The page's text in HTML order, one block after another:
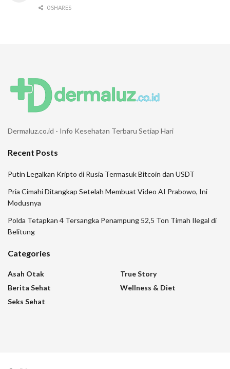
0 SHARES
Dermaluz.co.id - Info Kesehatan Terbaru Setiap Hari
Recent Posts
Putin Legalkan Kripto di Rusia Termasuk Bitcoin dan USDT
Pria Cimahi Ditangkap Setelah Membuat Video AI Prabowo, Ini
Modusnya
Polda Tetapkan 4 Tersangka Penampung 52,5 Ton Timah Ilegal di
Belitung
Categories
Asah Otak
Berita Sehat
Seks Sehat
True Story
Wellness & Diet